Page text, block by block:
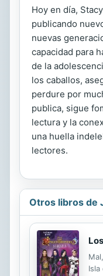
Hoy en día,
publicando
nuevas
capacidad para
de la
los caballos,
perdure por
publica, sigue
lectura y la
una huella
lectores.
Otros libros de